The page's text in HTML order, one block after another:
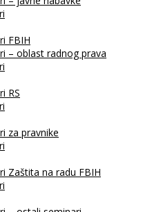
FBIH
– oblast radnog prava
RS
za pravnike
Zaštita na radu FBIH